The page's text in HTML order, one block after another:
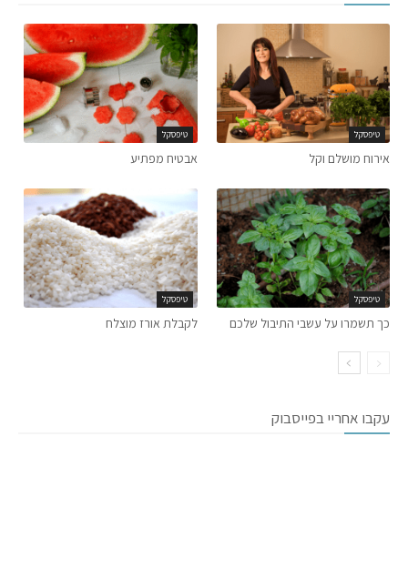
טיפסקל
אירוח מושלם וקל
טיפסקל
אבטיח מפתיע
טיפסקל
כך תשמרו על עשבי התיבול שלכם
טיפסקל
לקבלת אורז מוצלח
עקבו אחריי בפייסבוק